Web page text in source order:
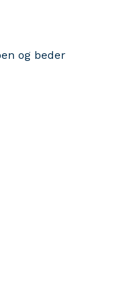
og beder